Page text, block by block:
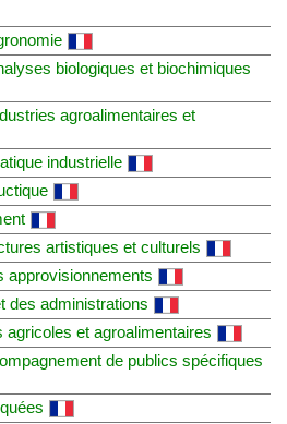
biologiques et biochimiques
agroalimentaires et
industrielle
artistiques et culturels
approvisionnements
des administrations
et agroalimentaires
de publics spécifiques